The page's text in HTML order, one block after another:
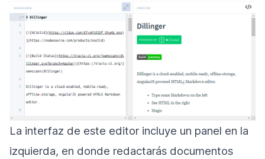
La interfaz de este editor incluye un panel en la
izquierda, en donde redactarás documentos